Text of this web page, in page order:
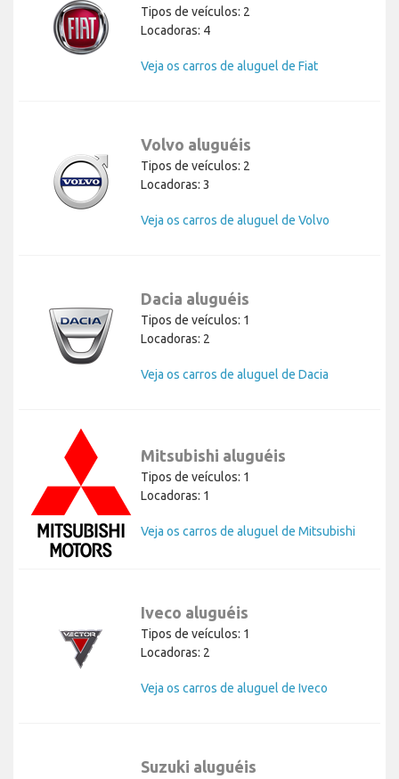
Tipos de veículos: 2
Locadoras: 4
Veja os carros de aluguel de Fiat
Volvo aluguéis
Tipos de veículos: 2
Locadoras: 3
Veja os carros de aluguel de Volvo
Dacia aluguéis
Tipos de veículos: 1
Locadoras: 2
Veja os carros de aluguel de Dacia
Mitsubishi aluguéis
Tipos de veículos: 1
Locadoras: 1
Veja os carros de aluguel de Mitsubishi
Iveco aluguéis
Tipos de veículos: 1
Locadoras: 2
Veja os carros de aluguel de Iveco
Suzuki aluguéis